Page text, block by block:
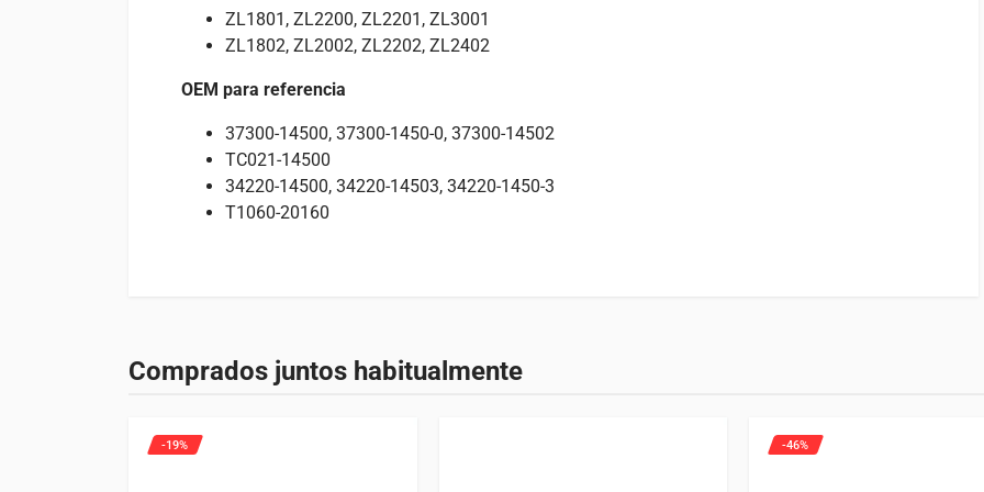
ZL1801, ZL2200, ZL2201, ZL3001
ZL1802, ZL2002, ZL2202, ZL2402
OEM para referencia
37300-14500, 37300-1450-0, 37300-14502
TC021-14500
34220-14500, 34220-14503, 34220-1450-3
T1060-20160
Consulta abajo para qué máquinas es adecuado este producto.
Kioti
Comprados juntos habitualmente
-19% -46%